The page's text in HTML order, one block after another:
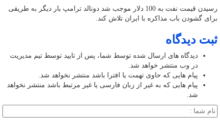
رسیدن قیمت نفت به 100 دلار موجب شد دونالد ترامپ بار دیگر به طریقی
برای گشودن باب مذاکره با ایران تلاش کند.
ثبت دیدگاه
دیدگاه های ارسال شده توسط شما، پس از تایید توسط تیم مدیریت
در وب منتشر خواهد شد.
پیام هایی که حاوی تهمت یا افترا باشد منتشر نخواهد شد.
پیام هایی که به غیر از زبان فارسی یا غیر مرتبط باشد منتشر نخواهد
شد.